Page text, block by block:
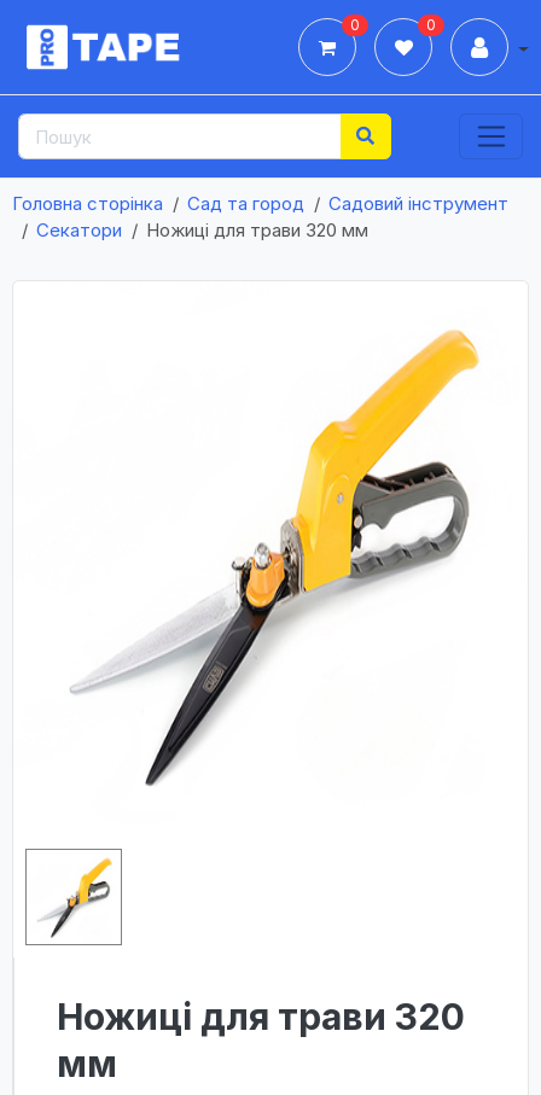
0 0
Головна сторінка Сад та город
Садовий інструмент
Секатори
Ножиці для трави 320 мм
Ножиці для трави 320
мм